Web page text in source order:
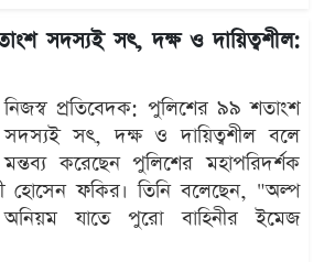
সদস্যই সৎ, দক্ষ ও দায়িত্বশীল:
নিজস্ব প্রতিবেদক: পুলিশের ৯৯ শতাংশ
সদস্যই সৎ, দক্ষ ও দায়িত্বশীল বলে
মন্তব্য করেছেন পুলিশের মহাপরিদর্শক
ফকির। তিনি বলেছেন, "অল্প
যাতে পুরো বাহিনীর ইমেজ